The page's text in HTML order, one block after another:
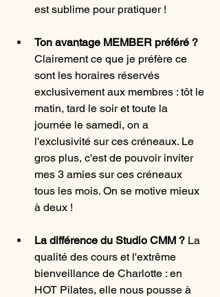
est sublime pour pratiquer !
Ton avantage MEMBER préféré ?
Clairement ce que je préfère ce
sont les horaires réservés
exclusivement aux membres : tôt le
matin, tard le soir et toute la
journée le samedi, on a
l'exclusivité sur ces créneaux. Le
gros plus, c'est de pouvoir inviter
mes 3 amies sur ces créneaux
tous les mois. On se motive mieux
à deux !
La différence du Studio CMM ? La
qualité des cours et l'extrême
bienveillance de Charlotte : en
HOT Pilates, elle nous pousse à